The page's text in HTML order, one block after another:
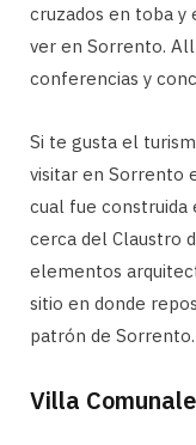
cruzados en toba y
ver en Sorrento.
conferencias y
Si te gusta el
visitar en Sorrento
cual fue construida
cerca del Claustro
elementos
sitio en donde
patrón de Sorrento.
Villa Comunale